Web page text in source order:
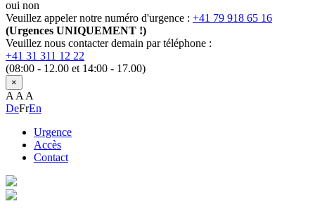
oui non
Veuillez appeler notre numéro d'urgence : +41 79 918 65 16
(Urgences UNIQUEMENT !)
Veuillez nous contacter demain par téléphone :
+41 31 311 12 22
(08:00 - 12.00 et 14:00 - 17.00)
×
A A A
DeFrEn
Urgence
Accès
Contact